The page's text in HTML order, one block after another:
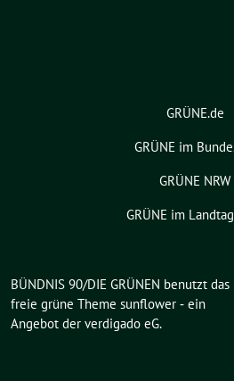
GRÜNE.de
GRÜNE im
GRÜNE NRW
GRÜNE im
BÜNDNIS 90/DIE GRÜNEN benutzt das
freie grüne Theme sunflower ‐ ein
Angebot der verdigado eG.